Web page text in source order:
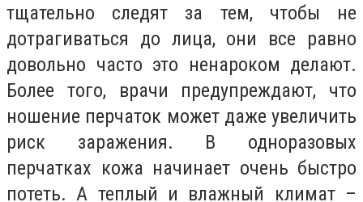
тщательно следят за тем, чтобы не
дотрагиваться до лица, они все равно
довольно часто это ненароком делают.
Более того, врачи предупреждают, что
ношение перчаток может даже увеличить
риск заражения. В одноразовых
перчатках кожа начинает очень быстро
потеть. А теплый и влажный климат –